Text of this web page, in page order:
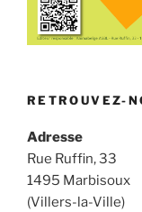
RETROUVEZ-
Adresse
Rue Ruffin, 33
1495 Marbisoux
(Villers-la-Ville)